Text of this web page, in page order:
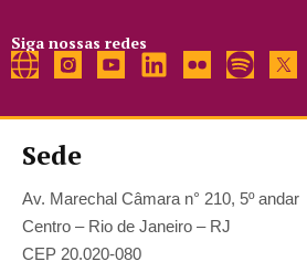
Siga nossas redes
Sede
Av. Marechal Câmara n° 210, 5º andar
Centro – Rio de Janeiro – RJ
CEP 20.020-080